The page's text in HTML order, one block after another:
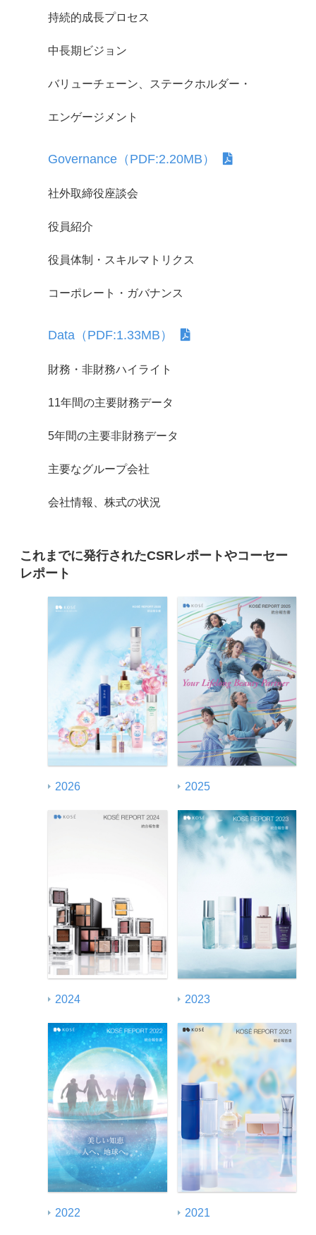
持続的成長プロセス
中長期ビジョン
バリューチェーン、ステークホルダー・
エンゲージメント
Governance（PDF:2.20MB）
社外取締役座談会
役員紹介
役員体制・スキルマトリクス
コーポレート・ガバナンス
Data（PDF:1.33MB）
財務・非財務ハイライト
11年間の主要財務データ
5年間の主要非財務データ
主要なグループ会社
会社情報、株式の状況
これまでに発行されたCSRレポートやコーセー
レポート
2026 2025
2024 2023
2022 2021